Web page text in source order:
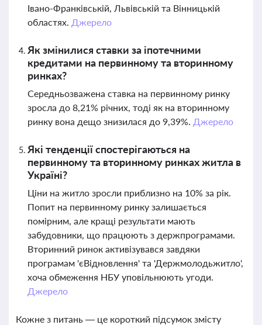
Івано-Франківській, Львівській та Вінницькій
областях. Джерело
Як змінилися ставки за іпотечними
кредитами на первинному та вторинному
ринках?
Середньозважена ставка на первинному ринку
зросла до 8,21% річних, тоді як на вторинному
ринку вона дещо знизилася до 9,39%. Джерело
Які тенденції спостерігаються на
первинному та вторинному ринках житла в
Україні?
Ціни на житло зросли приблизно на 10% за рік.
Попит на первинному ринку залишається
помірним, але кращі результати мають
забудовники, що працюють з держпрограмами.
Вторинний ринок активізувався завдяки
програмам 'єВідновлення' та 'Держмолодьжитло',
хоча обмеження НБУ уповільнюють угоди.
Джерело
Кожне з питань — це короткий підсумок змісту